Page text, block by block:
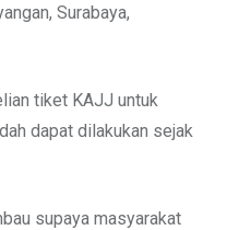
Surabaya,
tiket KAJJ untuk
dapat dilakukan sejak
supaya masyarakat